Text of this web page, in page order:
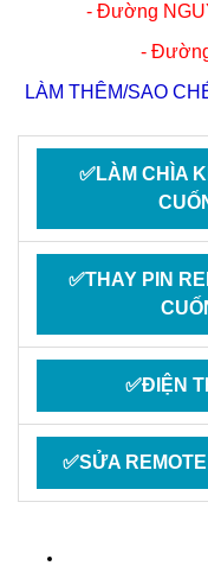
- Đường
-
LÀM THÊM/SAO
✅LÀM CHÌA
✅THAY PIN
✅ĐIỆN
✅SỬA